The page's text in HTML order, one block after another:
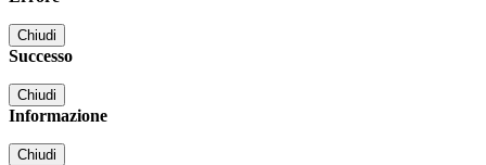
Chiudi
Successo
Chiudi
Informazione
Chiudi